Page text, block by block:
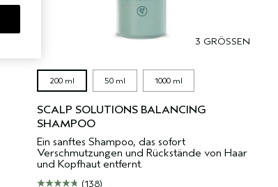
3 GRÖSSEN
200 ml 50 ml 1000 ml
SCALP SOLUTIONS BALANCING
SHAMPOO
Ein sanftes Shampoo, das sofort
Verschmutzungen und Rückstände von Haar
und Kopfhaut entfernt.
(138)